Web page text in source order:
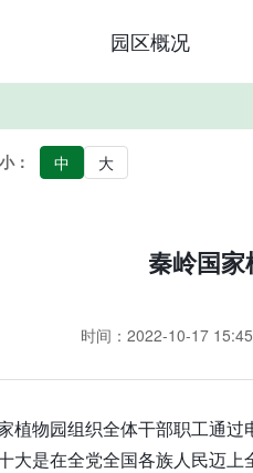
园区概况
： 中 大
秦岭国
时间：2022-10-17
植物园组织全体干部职工通
大是在全党全国各族人民迈